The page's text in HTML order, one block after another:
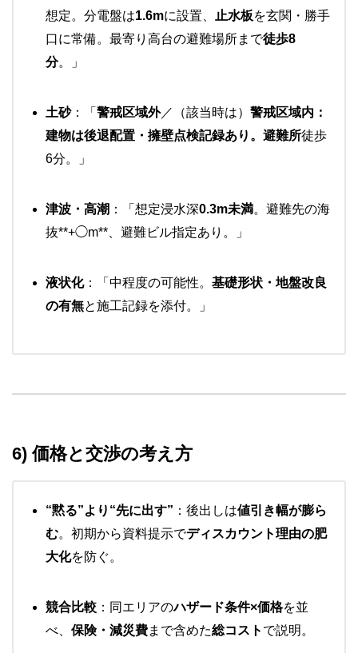
想定。分電盤は1.6mに設置、 止水板を玄関・勝手
口に常備。最寄り高台の避難場所まで徒歩8
分。」
土砂：「 警戒区域外／（該当時は） 警戒区域内：
建物は後退配置・擁壁点検記録あり。避難所徒歩
6分。」
津波・高潮 ：「想定浸水深0.3m未満。避難先の海
抜**+◯m**、避難ビル指定あり。」
液状化：「中程度の可能性。 基礎形状・地盤改良
の有無と施工記録を添付。」
6) 価格と交渉の考え方
“黙る”より“先に出す” ：後出しは値引き幅が膨ら
む。初期から資料提示でディスカウント理由の肥
大化を防ぐ。
競合比較 ：同エリアのハザード条件×価格を並
べ、 保険・減災費まで含めた総コスト で説明。